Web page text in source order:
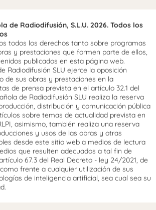
de Radiodifusión, S.L.U. 2026. Todos los
todos los derechos tanto sobre programas
y prestaciones que formen parte de ellos,
publicados en esta página web.
Radiodifusión SLU ejerce la oposición
de sus obras y prestaciones en la
de prensa prevista en el artículo 32.1 del
de Radiodifusión SLU realiza la reserva
distribución y comunicación pública
sobre temas de actualidad prevista en
asimismo, también realiza una reserva
y usos de las obras y otras
desde este sitio web a medios de lectura
que resulten adecuados a tal fin de
67.3 del Real Decreto - ley 24/2021, de
frente a cualquier utilización de sus
de inteligencia artificial, sea cual sea su